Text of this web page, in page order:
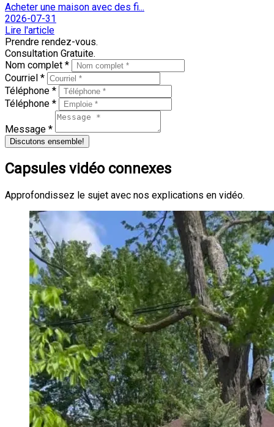
Acheter une maison avec des fi...
2026-07-31
Lire l'article
Prendre rendez-vous.
Consultation Gratuite.
Nom complet *
Courriel *
Téléphone *
Téléphone *
Message *
Discutons ensemble!
Capsules vidéo connexes
Approfondissez le sujet avec nos explications en vidéo.